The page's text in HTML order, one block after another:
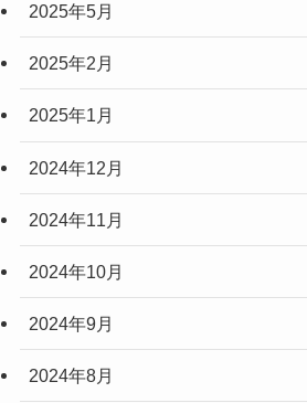
(2)
2025年5月
2025年2月
2025年1月
2024年12月
2024年11月
2024年10月
2024年9月
2024年8月